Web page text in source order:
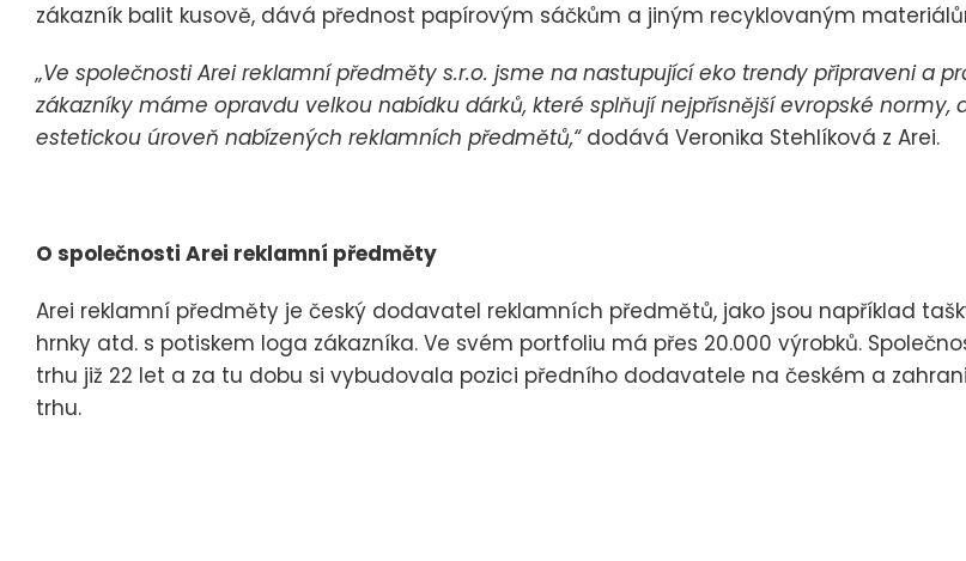
zákazník balit kusově, dává přednost papírovým sáčkům a jiným recyklovaným
„Ve společnosti Arei reklamní předměty s.r.o. jsme na nastupující eko trendy připraveni a
zákazníky máme opravdu velkou nabídku dárků, které splňují nejpřísnější evropské normy,
estetickou úroveň nabízených reklamních předmětů,“ dodává Veronika Stehlíková z Arei.
O společnosti Arei reklamní předměty
Arei reklamní předměty je český dodavatel reklamních předmětů, jako jsou například
hrnky atd. s potiskem loga zákazníka. Ve svém portfoliu má přes 20.000 výrobků.
trhu již 22 let a za tu dobu si vybudovala pozici předního dodavatele na českém a
trhu.